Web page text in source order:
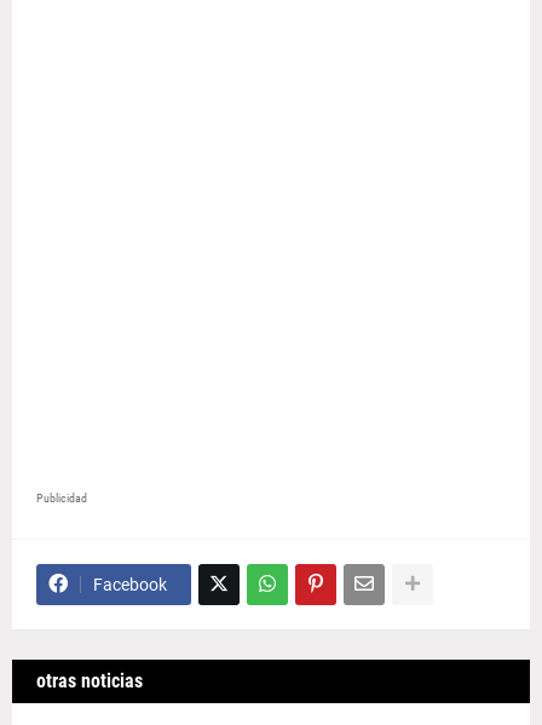
Publicidad
Facebook
otras noticias